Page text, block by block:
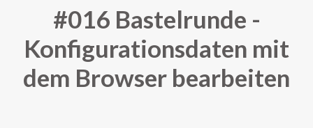
#016 Bastelrunde -
Konfigurationsdaten mit
dem Browser bearbeiten